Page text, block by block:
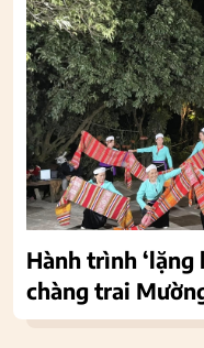
Hành trình ‘lặng
chàng trai